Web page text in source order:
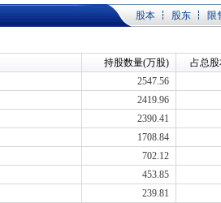
股本 股东 限
持股数量(万股)
占总
2547.56
2419.96
2390.41
1708.84
702.12
453.85
239.81